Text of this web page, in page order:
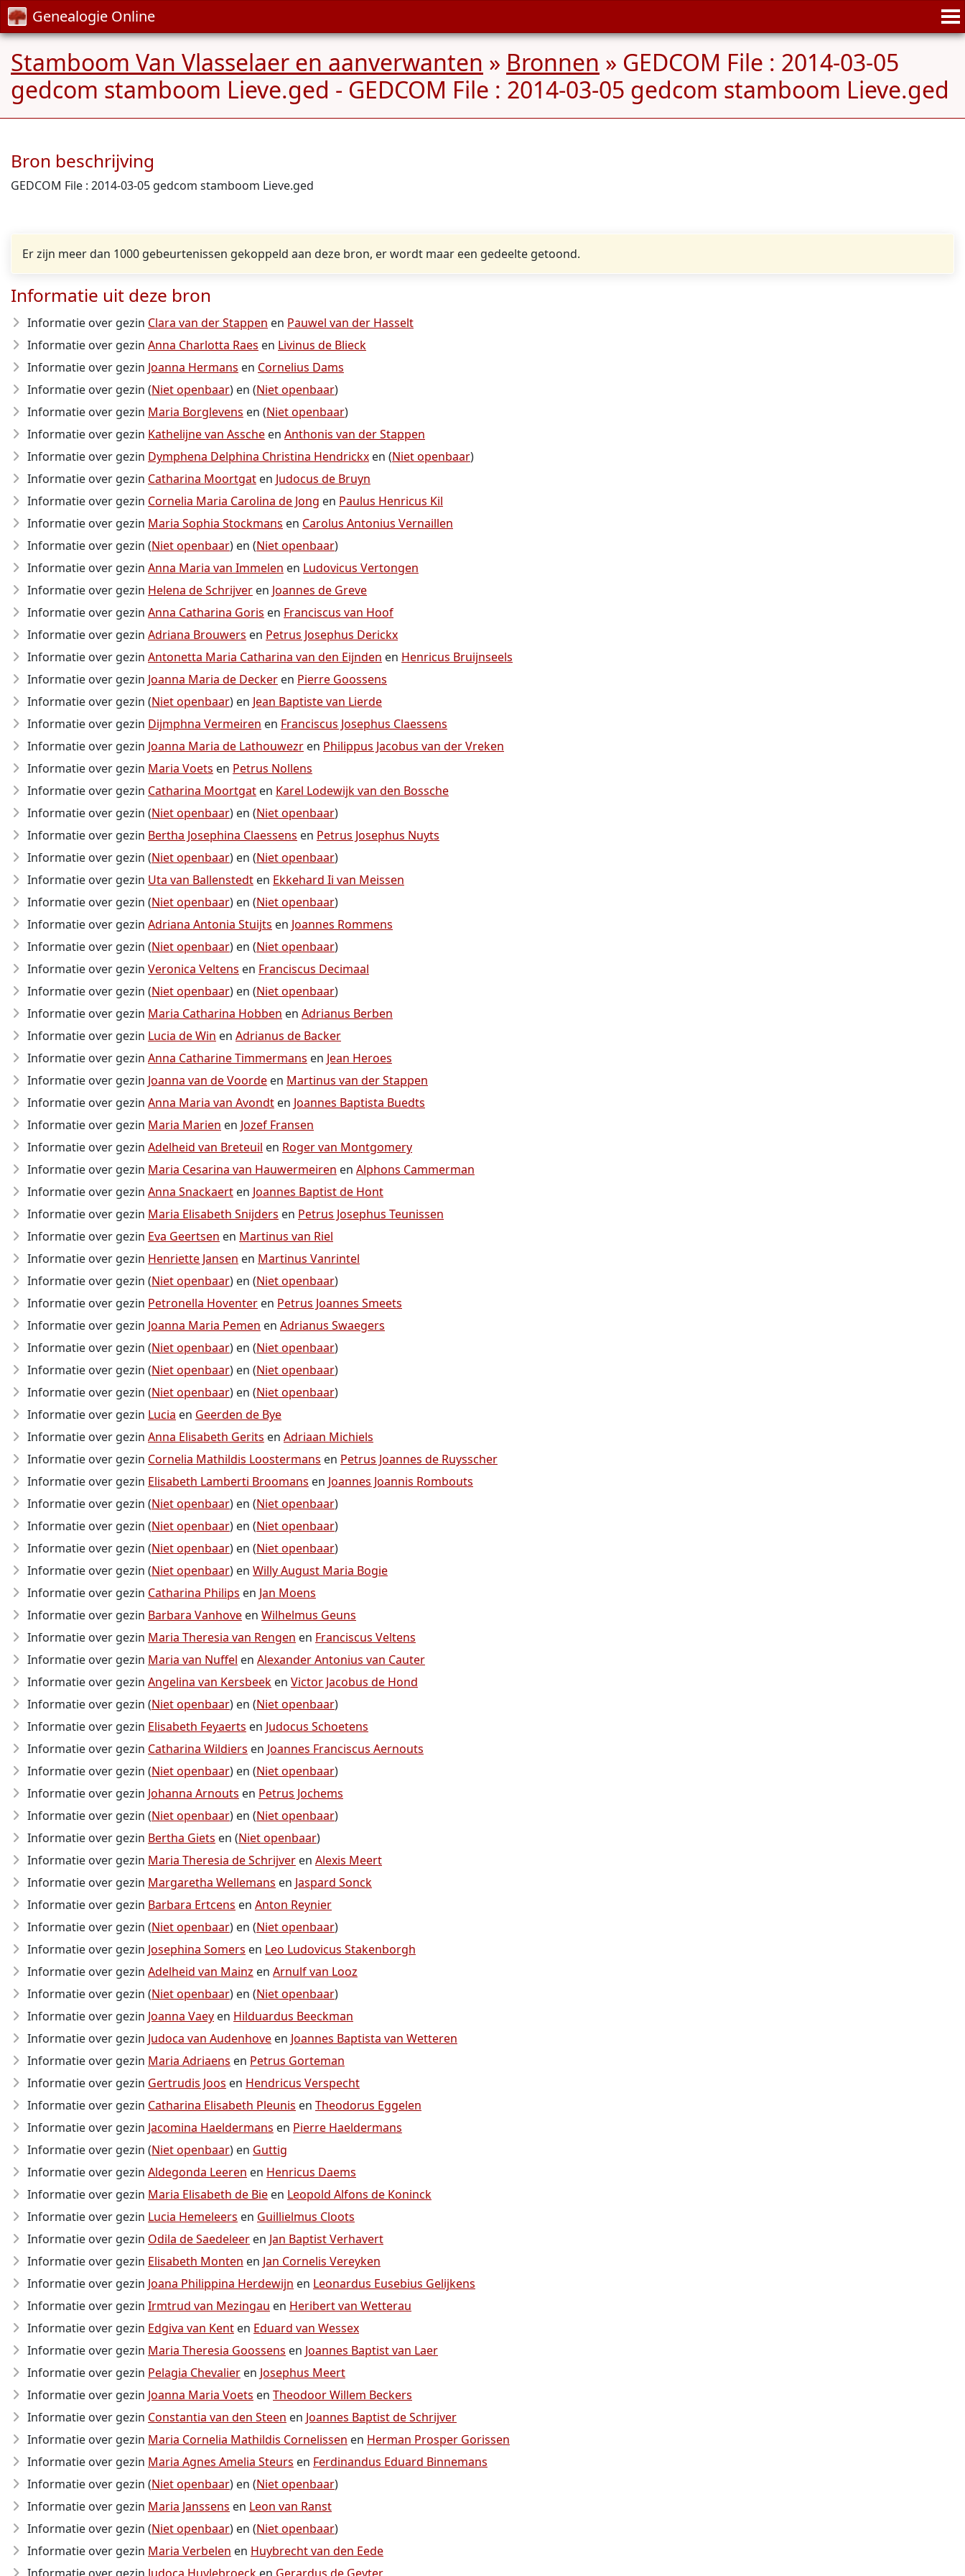
Genealogie Online
Stamboom Van Vlasselaer en aanverwanten » Bronnen » GEDCOM File : 2014-03-05
gedcom stamboom Lieve.ged - GEDCOM File : 2014-03-05 gedcom stamboom Lieve.ged
Bron beschrijving
GEDCOM File : 2014-03-05 gedcom stamboom Lieve.ged
Er zijn meer dan 1000 gebeurtenissen gekoppeld aan deze bron, er wordt maar een gedeelte getoond.
Informatie uit deze bron
Informatie over gezin Clara van der Stappen en Pauwel van der Hasselt
Informatie over gezin Anna Charlotta Raes en Livinus de Blieck
Informatie over gezin Joanna Hermans en Cornelius Dams
Informatie over gezin (Niet openbaar) en (Niet openbaar)
Informatie over gezin Maria Borglevens en (Niet openbaar)
Informatie over gezin Kathelijne van Assche en Anthonis van der Stappen
Informatie over gezin Dymphena Delphina Christina Hendrickx en (Niet openbaar)
Informatie over gezin Catharina Moortgat en Judocus de Bruyn
Informatie over gezin Cornelia Maria Carolina de Jong en Paulus Henricus Kil
Informatie over gezin Maria Sophia Stockmans en Carolus Antonius Vernaillen
Informatie over gezin (Niet openbaar) en (Niet openbaar)
Informatie over gezin Anna Maria van Immelen en Ludovicus Vertongen
Informatie over gezin Helena de Schrijver en Joannes de Greve
Informatie over gezin Anna Catharina Goris en Franciscus van Hoof
Informatie over gezin Adriana Brouwers en Petrus Josephus Derickx
Informatie over gezin Antonetta Maria Catharina van den Eijnden en Henricus Bruijnseels
Informatie over gezin Joanna Maria de Decker en Pierre Goossens
Informatie over gezin (Niet openbaar) en Jean Baptiste van Lierde
Informatie over gezin Dijmphna Vermeiren en Franciscus Josephus Claessens
Informatie over gezin Joanna Maria de Lathouwezr en Philippus Jacobus van der Vreken
Informatie over gezin Maria Voets en Petrus Nollens
Informatie over gezin Catharina Moortgat en Karel Lodewijk van den Bossche
Informatie over gezin (Niet openbaar) en (Niet openbaar)
Informatie over gezin Bertha Josephina Claessens en Petrus Josephus Nuyts
Informatie over gezin (Niet openbaar) en (Niet openbaar)
Informatie over gezin Uta van Ballenstedt en Ekkehard Ii van Meissen
Informatie over gezin (Niet openbaar) en (Niet openbaar)
Informatie over gezin Adriana Antonia Stuijts en Joannes Rommens
Informatie over gezin (Niet openbaar) en (Niet openbaar)
Informatie over gezin Veronica Veltens en Franciscus Decimaal
Informatie over gezin (Niet openbaar) en (Niet openbaar)
Informatie over gezin Maria Catharina Hobben en Adrianus Berben
Informatie over gezin Lucia de Win en Adrianus de Backer
Informatie over gezin Anna Catharine Timmermans en Jean Heroes
Informatie over gezin Joanna van de Voorde en Martinus van der Stappen
Informatie over gezin Anna Maria van Avondt en Joannes Baptista Buedts
Informatie over gezin Maria Marien en Jozef Fransen
Informatie over gezin Adelheid van Breteuil en Roger van Montgomery
Informatie over gezin Maria Cesarina van Hauwermeiren en Alphons Cammerman
Informatie over gezin Anna Snackaert en Joannes Baptist de Hont
Informatie over gezin Maria Elisabeth Snijders en Petrus Josephus Teunissen
Informatie over gezin Eva Geertsen en Martinus van Riel
Informatie over gezin Henriette Jansen en Martinus Vanrintel
Informatie over gezin (Niet openbaar) en (Niet openbaar)
Informatie over gezin Petronella Hoventer en Petrus Joannes Smeets
Informatie over gezin Joanna Maria Pemen en Adrianus Swaegers
Informatie over gezin (Niet openbaar) en (Niet openbaar)
Informatie over gezin (Niet openbaar) en (Niet openbaar)
Informatie over gezin (Niet openbaar) en (Niet openbaar)
Informatie over gezin Lucia en Geerden de Bye
Informatie over gezin Anna Elisabeth Gerits en Adriaan Michiels
Informatie over gezin Cornelia Mathildis Loostermans en Petrus Joannes de Ruysscher
Informatie over gezin Elisabeth Lamberti Broomans en Joannes Joannis Rombouts
Informatie over gezin (Niet openbaar) en (Niet openbaar)
Informatie over gezin (Niet openbaar) en (Niet openbaar)
Informatie over gezin (Niet openbaar) en (Niet openbaar)
Informatie over gezin (Niet openbaar) en Willy August Maria Bogie
Informatie over gezin Catharina Philips en Jan Moens
Informatie over gezin Barbara Vanhove en Wilhelmus Geuns
Informatie over gezin Maria Theresia van Rengen en Franciscus Veltens
Informatie over gezin Maria van Nuffel en Alexander Antonius van Cauter
Informatie over gezin Angelina van Kersbeek en Victor Jacobus de Hond
Informatie over gezin (Niet openbaar) en (Niet openbaar)
Informatie over gezin Elisabeth Feyaerts en Judocus Schoetens
Informatie over gezin Catharina Wildiers en Joannes Franciscus Aernouts
Informatie over gezin (Niet openbaar) en (Niet openbaar)
Informatie over gezin Johanna Arnouts en Petrus Jochems
Informatie over gezin (Niet openbaar) en (Niet openbaar)
Informatie over gezin Bertha Giets en (Niet openbaar)
Informatie over gezin Maria Theresia de Schrijver en Alexis Meert
Informatie over gezin Margaretha Wellemans en Jaspard Sonck
Informatie over gezin Barbara Ertcens en Anton Reynier
Informatie over gezin (Niet openbaar) en (Niet openbaar)
Informatie over gezin Josephina Somers en Leo Ludovicus Stakenborgh
Informatie over gezin Adelheid van Mainz en Arnulf van Looz
Informatie over gezin (Niet openbaar) en (Niet openbaar)
Informatie over gezin Joanna Vaey en Hilduardus Beeckman
Informatie over gezin Judoca van Audenhove en Joannes Baptista van Wetteren
Informatie over gezin Maria Adriaens en Petrus Gorteman
Informatie over gezin Gertrudis Joos en Hendricus Verspecht
Informatie over gezin Catharina Elisabeth Pleunis en Theodorus Eggelen
Informatie over gezin Jacomina Haeldermans en Pierre Haeldermans
Informatie over gezin (Niet openbaar) en Guttig
Informatie over gezin Aldegonda Leeren en Henricus Daems
Informatie over gezin Maria Elisabeth de Bie en Leopold Alfons de Koninck
Informatie over gezin Lucia Hemeleers en Guillielmus Cloots
Informatie over gezin Odila de Saedeleer en Jan Baptist Verhavert
Informatie over gezin Elisabeth Monten en Jan Cornelis Vereyken
Informatie over gezin Joana Philippina Herdewijn en Leonardus Eusebius Gelijkens
Informatie over gezin Irmtrud van Mezingau en Heribert van Wetterau
Informatie over gezin Edgiva van Kent en Eduard van Wessex
Informatie over gezin Maria Theresia Goossens en Joannes Baptist van Laer
Informatie over gezin Pelagia Chevalier en Josephus Meert
Informatie over gezin Joanna Maria Voets en Theodoor Willem Beckers
Informatie over gezin Constantia van den Steen en Joannes Baptist de Schrijver
Informatie over gezin Maria Cornelia Mathildis Cornelissen en Herman Prosper Gorissen
Informatie over gezin Maria Agnes Amelia Steurs en Ferdinandus Eduard Binnemans
Informatie over gezin (Niet openbaar) en (Niet openbaar)
Informatie over gezin Maria Janssens en Leon van Ranst
Informatie over gezin (Niet openbaar) en (Niet openbaar)
Informatie over gezin Maria Verbelen en Huybrecht van den Eede